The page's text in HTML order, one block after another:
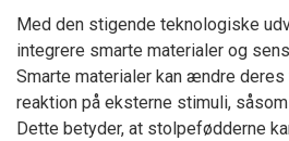
Med den stigende teknologiske
integrere smarte materialer og
Smarte materialer kan ændre
reaktion på eksterne stimuli,
Dette betyder, at stolpefødderne